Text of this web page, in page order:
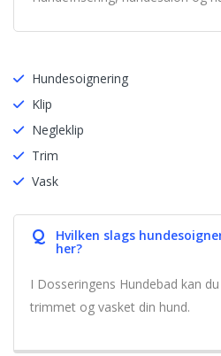
Hundesoignering
Klip
Negleklip
Trim
Vask
Q Hvilken slags
her?
I Dosseringens Hundebad kan
trimmet og vasket din hund.